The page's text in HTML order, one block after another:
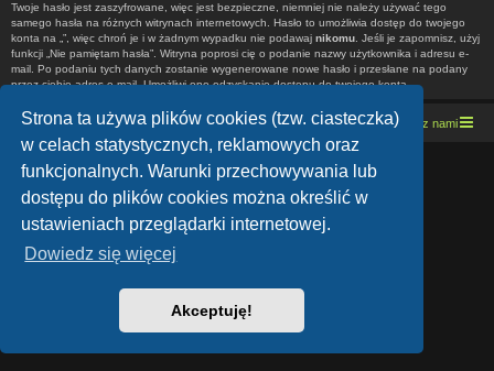
Strona ta używa plików cookies (tzw. ciasteczka)
w celach statystycznych, reklamowych oraz
funkcjonalnych. Warunki przechowywania lub
dostępu do plików cookies można określić w
ustawieniach przeglądarki internetowej.
Dowiedz się więcej
Akceptuję!
Twoje hasło jest zaszyfrowane, więc jest bezpieczne, niemniej nie należy używać tego
samego hasła na różnych witrynach internetowych. Hasło to umożliwia dostęp do twojego
konta na „”, więc chroń je i w żadnym wypadku nie podawaj nikomu . Jeśli je zapomnisz, użyj
funkcji „Nie pamiętam hasła”. Witryna poprosi cię o podanie nazwy użytkownika i adresu e-
mail. Po podaniu tych danych zostanie wygenerowane nowe hasło i przesłane na podany
przez ciebie adres e-mail. Umożliwi ono odzyskanie dostępu do twojego konta.
Strona domowa Kresowe forum motocyklowe Kontakt z nami
Lucid Lime style created byMelvin García
Co-Author:
MannixMD
Style Version: 1.1.9
Technologię dostarcza
Polski pakiet językowy dostarczaphpBB.pl
Zasady ochrony danych osobowych